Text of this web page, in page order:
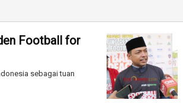
Football for
sebagai tuan